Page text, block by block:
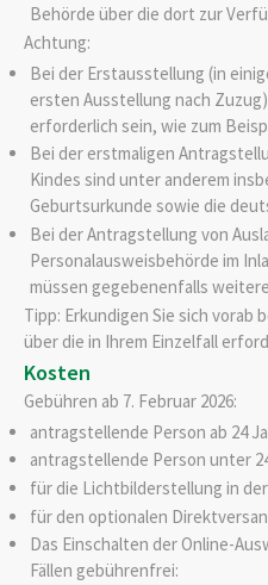
Behörde über die dort zur
Achtung:
Bei der Erstausstellung (in
ersten Ausstellung nach
erforderlich sein, wie zum
Bei der erstmaligen
Kindes sind unter anderem
Geburtsurkunde sowie die
Bei der Antragstellung von
Personalausweisbehörde im
müssen gegebenenfalls
Tipp: Erkundigen Sie sich vorab
über die in Ihrem Einzelfall
Kosten
Gebühren ab 7. Februar 2026:
antragstellende Person ab 24
antragstellende Person unter
für die Lichtbilderstellung in der
für den optionalen
Das Einschalten der Online-
Fällen gebührenfrei: